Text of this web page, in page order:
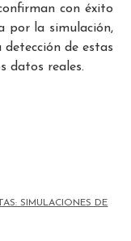
con éxito
por la simulación,
detección de estas
datos reales.
SIMULACIONES DE